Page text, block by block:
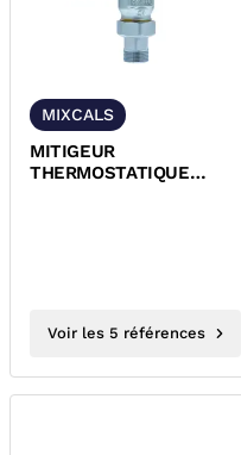
MIXCALS
MITIGEUR
THERMOSTATIQUE
Voir les 5 références